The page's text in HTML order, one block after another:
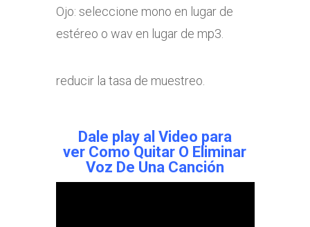
Ojo: seleccione mono en lugar de
estéreo o wav en lugar de mp3.
reducir la tasa de muestreo.
Dale play al Video para
ver Como Quitar O Eliminar
Voz De Una Canción